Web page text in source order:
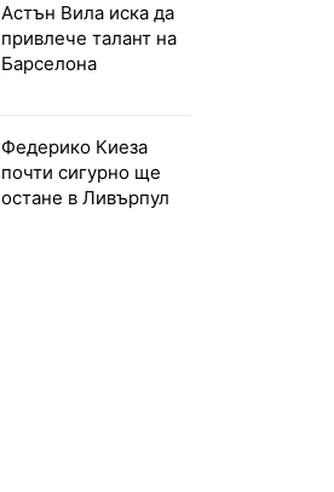
Астън Вила иска да
привлече талант на
Барселона
Федерико Киеза
почти сигурно ще
остане в Ливърпул